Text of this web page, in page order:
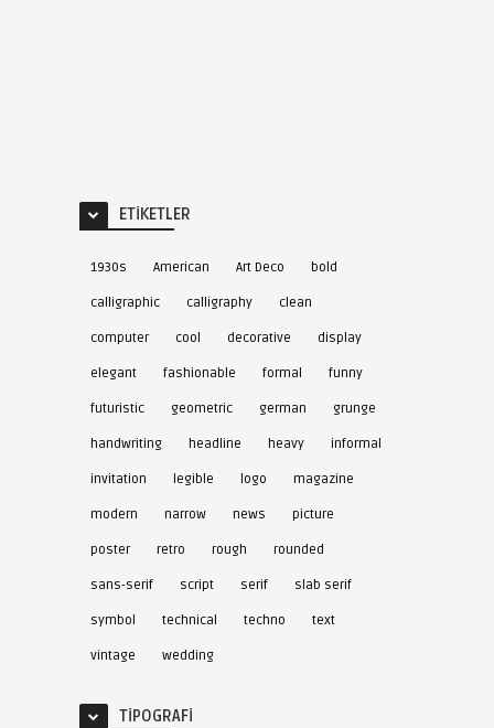
ETIKETLER
1930s American Art Deco bold
calligraphic calligraphy clean
computer cool decorative display
elegant fashionable formal funny
futuristic geometric german grunge
handwriting headline heavy informal
invitation legible logo magazine
modern narrow news picture
poster retro rough rounded
sans-serif script serif slab serif
symbol technical techno text
vintage wedding
TIPOGRAFI